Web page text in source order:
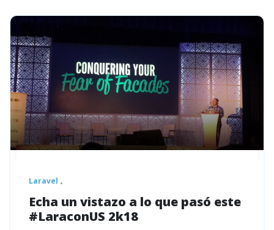
Laravel
Echa un vistazo a lo que pasó este
#LaraconUS 2k18